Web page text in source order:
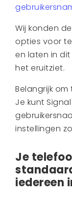
Wij konden
opties voor
en laten in
het eruitziet.
Belangrijk
Je kunt
instellingen
Je
iedereen